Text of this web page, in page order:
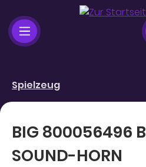
Zum Hauptinhalt springen
Spielzeug
BIG 800056496
SOUND-HORN